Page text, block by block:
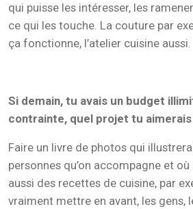
qui puisse les intéresser, les
ce qui les touche. La couture par
ça fonctionne, l’atelier cuisine aussi.
Si demain, tu avais un budget
contrainte, quel projet tu aimerais
Faire un livre de photos qui
personnes qu’on accompagne et
aussi des recettes de cuisine, par
vraiment mettre en avant, les gens,